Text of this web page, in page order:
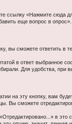
ссылку «Нажмите сюда
еще вопрос в
вы сможете ответить в
в ответ
Для удобства, при
эту кнопку, вам
Вы сможете
в